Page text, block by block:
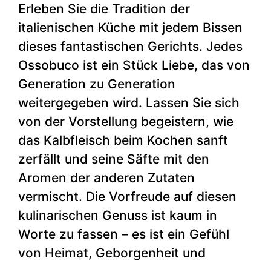
Erleben Sie die Tradition der
italienischen Küche mit jedem Bissen
dieses fantastischen Gerichts. Jedes
Ossobuco ist ein Stück Liebe, das von
Generation zu Generation
weitergegeben wird. Lassen Sie sich
von der Vorstellung begeistern, wie
das Kalbfleisch beim Kochen sanft
zerfällt und seine Säfte mit den
Aromen der anderen Zutaten
vermischt. Die Vorfreude auf diesen
kulinarischen Genuss ist kaum in
Worte zu fassen – es ist ein Gefühl
von Heimat, Geborgenheit und